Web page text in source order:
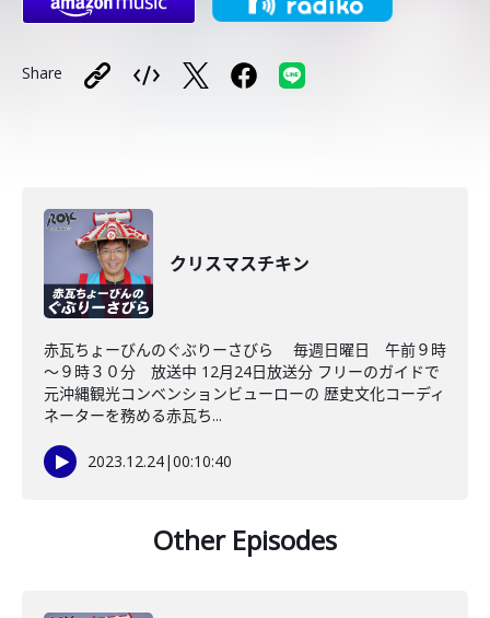
Share
クリスマスチキン
赤瓦ちょーびんのぐぶりーさびら 毎週日曜日 午前９時
～９時３０分 放送中 12月24日放送分 フリーのガイドで
元沖縄観光コンベンションビューローの 歴史文化コーディ
ネーターを務める赤瓦ち...
2023.12.24|00:10:40
Other Episodes